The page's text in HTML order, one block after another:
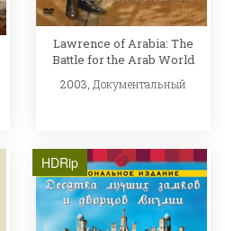
Lawrence of Arabia: The
Battle for the Arab World
2003,Документальный
HDRip